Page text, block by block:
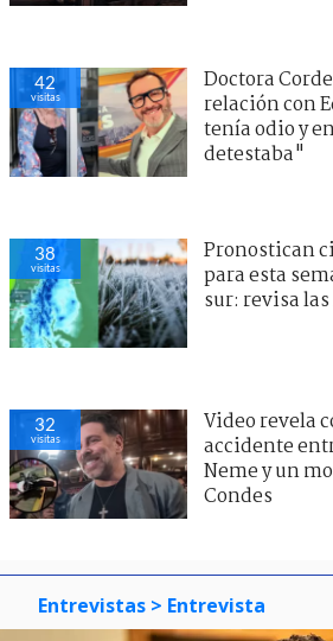
42
visitas
Doctora
relación con
tenía odio y
detestaba"
38
visitas
Pronostican
para esta
sur: revisa
32
visitas
Video revela
accidente
Neme y un
Condes
Entrevistas > Entrevista